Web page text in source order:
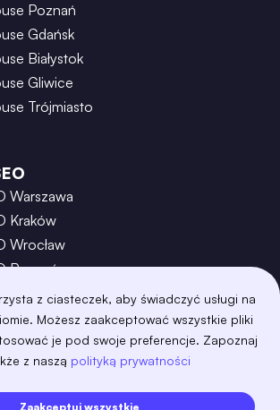
z ciasteczek, aby świadczyć usługi na
Możesz zaakceptować wszystkie pliki
je pod swoje preferencje. Zapoznaj
z naszą polityką prywatności
Zaakceptuj wszystkie
Poznań
Gdańsk
Białystok
Gliwice
Trójmiasto
Warszawa
Kraków
Wrocław
Poznań
Gdańsk
Toruń